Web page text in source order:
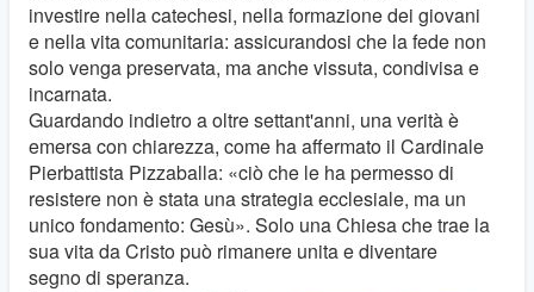
investire nella catechesi, nella formazione dei giovani
e nella vita comunitaria: assicurandosi che la fede non
solo venga preservata, ma anche vissuta, condivisa e
incarnata.
Guardando indietro a oltre settant'anni, una verità è
emersa con chiarezza, come ha affermato il Cardinale
Pierbattista Pizzaballa: «ciò che le ha permesso di
resistere non è stata una strategia ecclesiale, ma un
unico fondamento: Gesù». Solo una Chiesa che trae la
sua vita da Cristo può rimanere unita e diventare
segno di speranza.